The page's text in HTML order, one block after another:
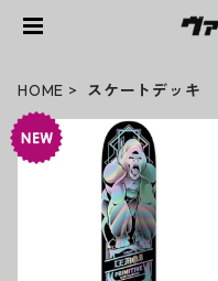
HOME スケートデッキ